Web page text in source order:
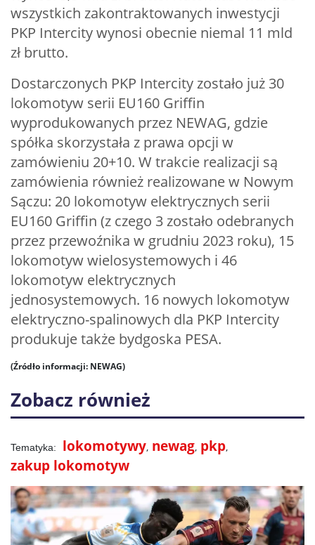
wszystkich zakontraktowanych inwestycji
PKP Intercity wynosi obecnie niemal 11 mld
zł brutto.
Dostarczonych PKP Intercity zostało już 30
lokomotyw serii EU160 Griffin
wyprodukowanych przez NEWAG, gdzie
spółka skorzystała z prawa opcji w
zamówieniu 20+10. W trakcie realizacji są
zamówienia również realizowane w Nowym
Sączu: 20 lokomotyw elektrycznych serii
EU160 Griffin (z czego 3 zostało odebranych
przez przewoźnika w grudniu 2023 roku), 15
lokomotyw wielosystemowych i 46
lokomotyw elektrycznych
jednosystemowych. 16 nowych lokomotyw
elektryczno-spalinowych dla PKP Intercity
produkuje także bydgoska PESA.
(Źródło informacji: NEWAG)
Zobacz również
lokomotywy newag pkp
zakup lokomotyw